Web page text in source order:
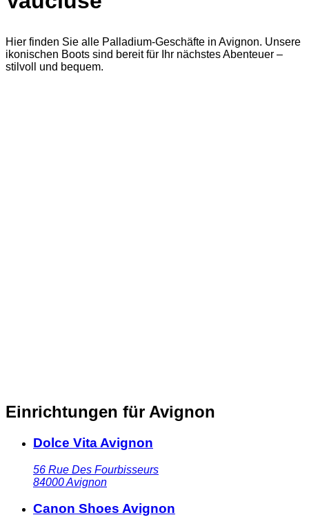
Hier finden Sie alle Palladium-Geschäfte in Avignon. Unsere
ikonischen Boots sind bereit für Ihr nächstes Abenteuer –
stilvoll und bequem.
Einrichtungen für Avignon
Dolce Vita Avignon
56 Rue Des Fourbisseurs
84000Avignon
Canon Shoes Avignon